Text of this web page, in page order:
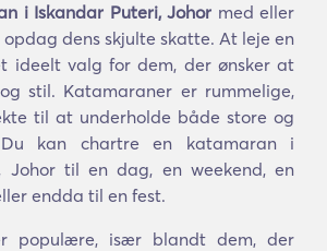
i Iskandar Puteri, Johor med eller
dens skjulte skatte. At leje en
ideelt valg for dem, der ønsker at
stil. Katamaraner er rummelige,
til at underholde både store og
kan chartre en katamaran i
Johor til en dag, en weekend, en
endda til en fest.
populære, især blandt dem, der